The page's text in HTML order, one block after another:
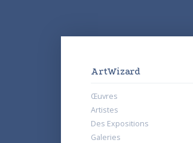
ArtWizard
Œuvres
Artistes
Des Expositions
Galeries